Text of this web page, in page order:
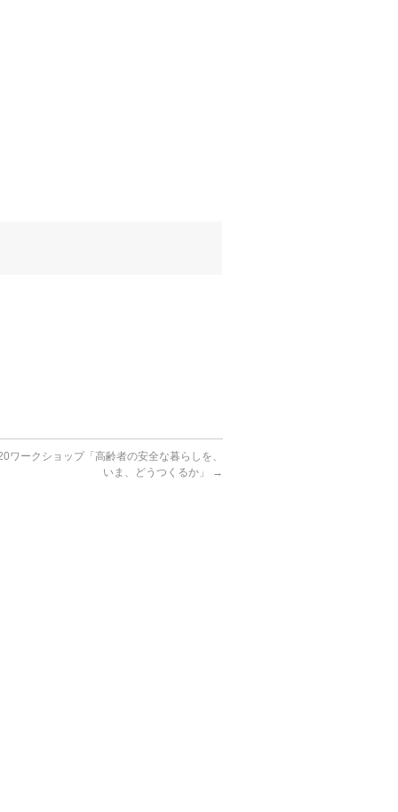
ワークショップ「高齢者の安全な暮らしを、
いま、どうつくるか」
→